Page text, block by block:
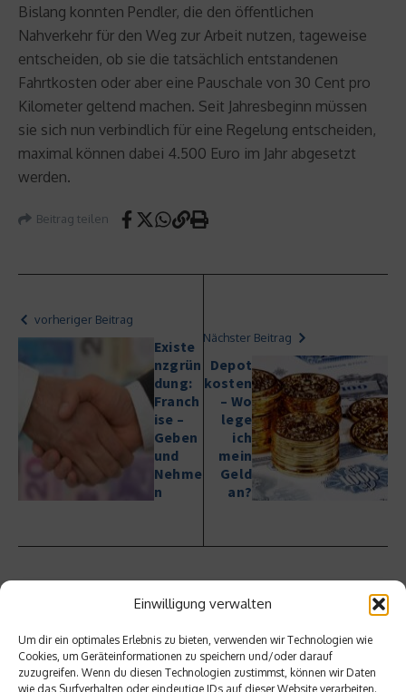
Einwilligung verwalten
Um dir ein optimales Erlebnis zu bieten, verwenden wir Technologien wie
Cookies, um Geräteinformationen zu speichern und/oder darauf
zuzugreifen. Wenn du diesen Technologien zustimmst, können wir Daten
wie das Surfverhalten oder eindeutige IDs auf dieser Website verarbeiten.
Bislang konnten Pendler, die den öffentlichen
Nahverkehr für den Weg zur Arbeit nutzen, tageweise
entscheiden, ob sie die tatsächlich entstandenen
Fahrtkosten oder aber eine Pauschale von 30 Cent pro
Kilometer geltend machen. Seit Jahresbeginn müssen
sie sich nun verbindlich für eine Regelung entscheiden,
maximal können dabei 4.500 Euro im Jahr abgesetzt
werden.
Beitrag teilen
vorheriger Beitrag
Existe
nzgrün
dung:
Franch
ise –
Geben
und
Nehme
n
Nächster Beitrag
Depot
kosten
– Wo
lege
ich
mein
Geld
an?